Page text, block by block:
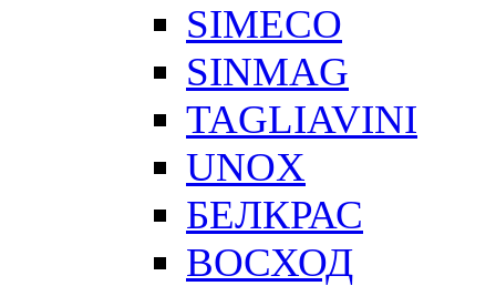
SIMECO
SINMAG
TAGLIAVINI
UNOX
БЕЛКРАС
ВОСХОД